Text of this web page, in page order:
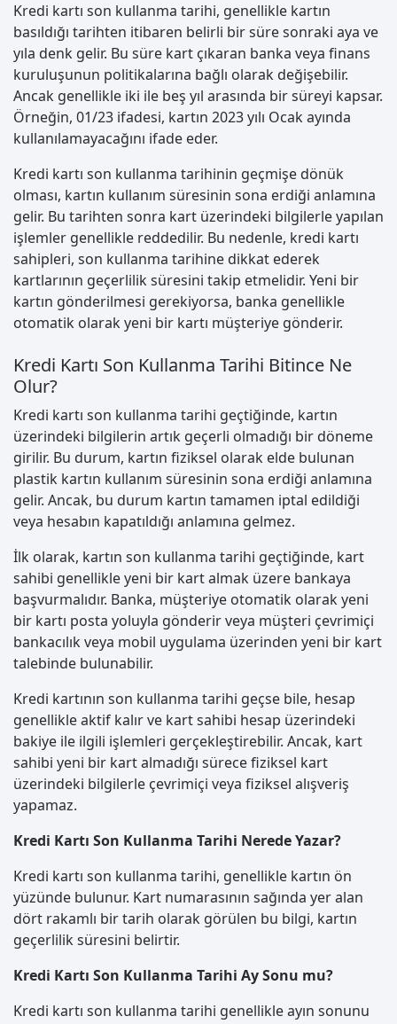
Kredi kartı son kullanma tarihi, genellikle kartın
basıldığı tarihten itibaren belirli bir süre sonraki aya ve
yıla denk gelir. Bu süre kart çıkaran banka veya finans
kuruluşunun politikalarına bağlı olarak değişebilir.
Ancak genellikle iki ile beş yıl arasında bir süreyi kapsar.
Örneğin, 01/23 ifadesi, kartın 2023 yılı Ocak ayında
kullanılamayacağını ifade eder.
Kredi kartı son kullanma tarihinin geçmişe dönük
olması, kartın kullanım süresinin sona erdiği anlamına
gelir. Bu tarihten sonra kart üzerindeki bilgilerle yapılan
işlemler genellikle reddedilir. Bu nedenle, kredi kartı
sahipleri, son kullanma tarihine dikkat ederek
kartlarının geçerlilik süresini takip etmelidir. Yeni bir
kartın gönderilmesi gerekiyorsa, banka genellikle
otomatik olarak yeni bir kartı müşteriye gönderir.
Kredi Kartı Son Kullanma Tarihi Bitince Ne
Olur?
Kredi kartı son kullanma tarihi geçtiğinde, kartın
üzerindeki bilgilerin artık geçerli olmadığı bir döneme
girilir. Bu durum, kartın fiziksel olarak elde bulunan
plastik kartın kullanım süresinin sona erdiği anlamına
gelir. Ancak, bu durum kartın tamamen iptal edildiği
veya hesabın kapatıldığı anlamına gelmez.
İlk olarak, kartın son kullanma tarihi geçtiğinde, kart
sahibi genellikle yeni bir kart almak üzere bankaya
başvurmalıdır. Banka, müşteriye otomatik olarak yeni
bir kartı posta yoluyla gönderir veya müşteri çevrimiçi
bankacılık veya mobil uygulama üzerinden yeni bir kart
talebinde bulunabilir.
Kredi kartının son kullanma tarihi geçse bile, hesap
genellikle aktif kalır ve kart sahibi hesap üzerindeki
bakiye ile ilgili işlemleri gerçekleştirebilir. Ancak, kart
sahibi yeni bir kart almadığı sürece fiziksel kart
üzerindeki bilgilerle çevrimiçi veya fiziksel alışveriş
yapamaz.
Kredi Kartı Son Kullanma Tarihi Nerede Yazar?
Kredi kartı son kullanma tarihi, genellikle kartın ön
yüzünde bulunur. Kart numarasının sağında yer alan
dört rakamlı bir tarih olarak görülen bu bilgi, kartın
geçerlilik süresini belirtir.
Kredi Kartı Son Kullanma Tarihi Ay Sonu mu?
Kredi kartı son kullanma tarihi genellikle ayın sonunu